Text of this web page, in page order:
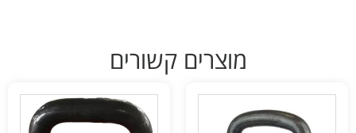
מוצרים קשורים